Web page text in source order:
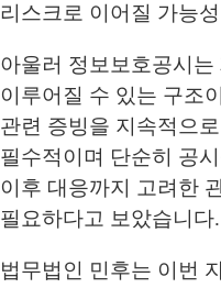
리스크로 이어질 가능
아울러 정보보호공시는
이루어질 수 있는 구조
관련 증빙을 지속적으
필수적이며 단순히 공
이후 대응까지 고려한
필요하다고 보았습니다.
법무법인 민후는 이번